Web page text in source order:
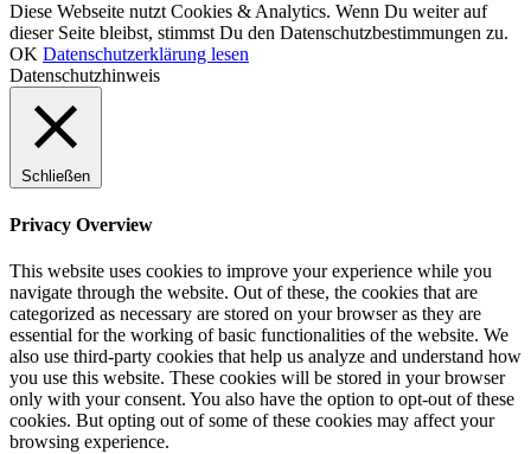
Diese Webseite nutzt Cookies & Analytics. Wenn Du weiter auf
dieser Seite bleibst, stimmst Du den Datenschutzbestimmungen zu.
OK Datenschutzerklärung lesen
Datenschutzhinweis
Schließen
Privacy Overview
This website uses cookies to improve your experience while you
navigate through the website. Out of these, the cookies that are
categorized as necessary are stored on your browser as they are
essential for the working of basic functionalities of the website. We
also use third-party cookies that help us analyze and understand how
you use this website. These cookies will be stored in your browser
only with your consent. You also have the option to opt-out of these
cookies. But opting out of some of these cookies may affect your
browsing experience.